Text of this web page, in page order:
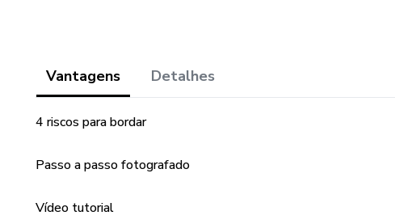
decorar um cantinho especial!
Vantagens Detalhes
4 riscos para bordar
Passo a passo fotografado
Vídeo tutorial